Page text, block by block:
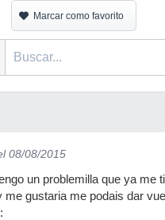
Marcar como favorito
08/08/2015
un problemilla que ya me
me gustaria me podais dar